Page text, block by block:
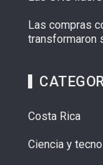
Las compras
transformaron
Costa Rica
Ciencia y